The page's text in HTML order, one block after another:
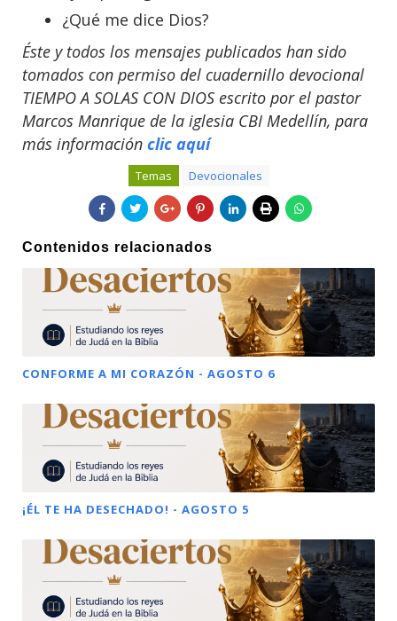
¿Qué me dice Dios?
Éste y todos los mensajes publicados han sido
tomados con permiso del cuadernillo devocional
TIEMPO A SOLAS CON DIOS escrito por el pastor
Marcos Manrique de la iglesia CBI Medellín, para
más información clic aquí
Temas Devocionales
Contenidos relacionados
CONFORME A MI CORAZÓN - AGOSTO 6
¡ÉL TE HA DESECHADO! - AGOSTO 5